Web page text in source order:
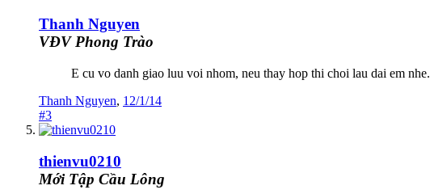
Thanh Nguyen
VĐV Phong Trào
E cu vo danh giao luu voi nhom, neu thay hop thi choi lau dai em nhe.
Thanh Nguyen, 12/1/14
#3
thienvu0210
Mới Tập Cầu Lông